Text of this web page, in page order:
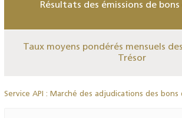
Résultats des émissions de
Taux moyens pondérés mensuels
Trésor
Service API : Marché des adjudications des bons